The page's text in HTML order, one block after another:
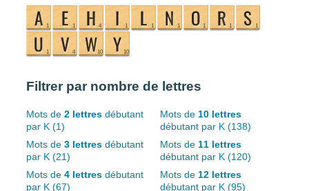
Filtrer par nombre de lettres
Mots de2 lettres débutant
par K (1)
Mots de3 lettres débutant
par K (21)
Mots de4 lettres débutant
par K (67)
Mots de 10 lettres
débutant par K (138)
Mots de 11 lettres
débutant par K (120)
Mots de 12 lettres
débutant par K (95)